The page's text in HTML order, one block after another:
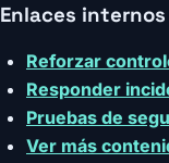
Enlaces
Reforzar
Responder
Pruebas de
Ver más